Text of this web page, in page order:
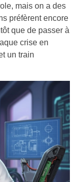
mais on a des
préfèrent encore
que de passer à
crise en
un train